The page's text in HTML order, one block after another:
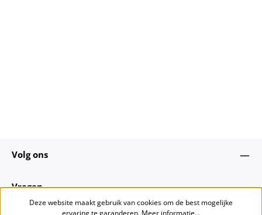
Volg ons
Vragen
Deze website maakt gebruik van cookies om de best mogelijke
ervaring te garanderen. Meer informatie...